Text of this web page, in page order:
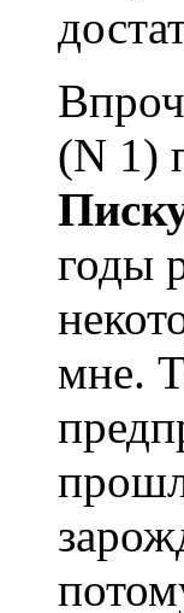
(N 1)
годы
мне.